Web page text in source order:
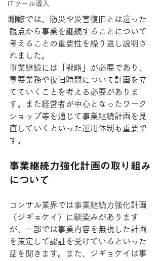
ITツール導入
創業
研修では、防災や災害復旧とは違った
観点から事業を継続することについて
考えることの重要性を繰り返し説明さ
れました。
事業継続には「戦略」が必要であり、
重要業務や復旧時間について計画を立
てていくことを考える必要がありま
す。また経営者が中心となったワーク
ショップ等を通じて事業継続計画を見
直していくといった運用体制も重要で
す。
事業継続力強化計画の取り組み
について
コンサル業界では事業継続力強化計画
（ジギョケイ）に馴染みがあります
が、一部では事業内容を無視した計画
を策定して認証を受けているといった
話を聞きます。また、ジギョケイは事